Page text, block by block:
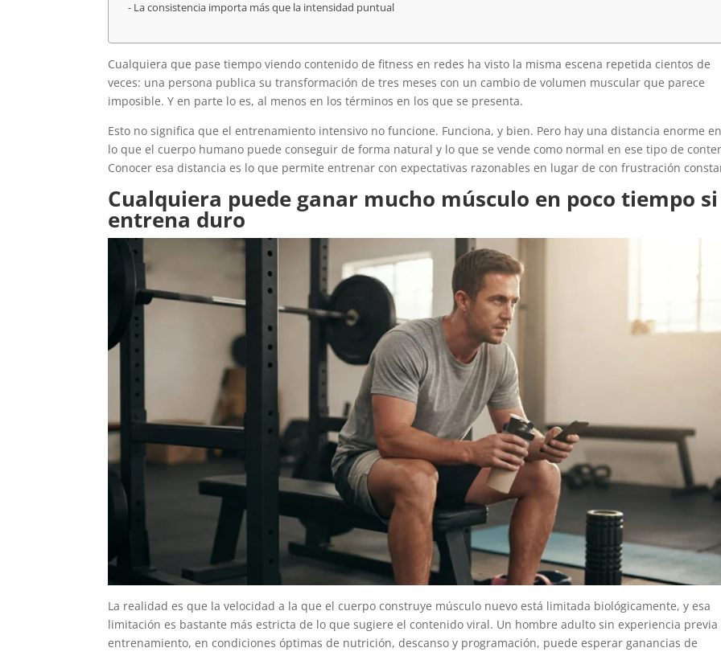
La consistencia importa más que la intensidad puntual
Cualquiera que pase tiempo viendo contenido de fitness en redes ha visto la misma escena repetida cientos de
veces: una persona publica su transformación de tres meses con un cambio de volumen muscular que parece
imposible. Y en parte lo es, al menos en los términos en los que se presenta.
Esto no significa que el entrenamiento intensivo no funcione. Funciona, y bien. Pero hay una distancia enorme
lo que el cuerpo humano puede conseguir de forma natural y lo que se vende como normal en ese tipo de
Conocer esa distancia es lo que permite entrenar con expectativas razonables en lugar de con frustración
Cualquiera puede ganar mucho músculo en poco tiempo si
entrena duro
La realidad es que la velocidad a la que el cuerpo construye músculo nuevo está limitada biológicamente, y esa
limitación es bastante más estricta de lo que sugiere el contenido viral. Un hombre adulto sin experiencia previa
entrenamiento, en condiciones óptimas de nutrición, descanso y programación, puede esperar ganancias de